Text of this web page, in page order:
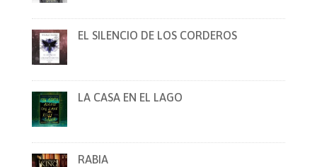
EL SILENCIO DE LOS CORDEROS
LA CASA EN EL LAGO
RABIA